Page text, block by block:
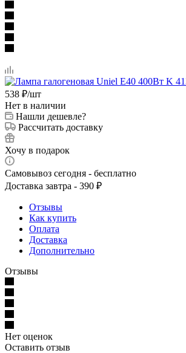
538 ₽/шт
Нет в наличии
Нашли дешевле?
Рассчитать доставку
Хочу в подарок
Самовывоз сегодня - бесплатно
Доставка завтра - 390 ₽
Отзывы
Как купить
Оплата
Доставка
Дополнительно
Отзывы
Нет оценок
Оставить отзыв